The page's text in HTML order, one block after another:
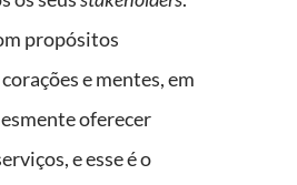
propósitos
e mentes, em
oferecer
e esse é o